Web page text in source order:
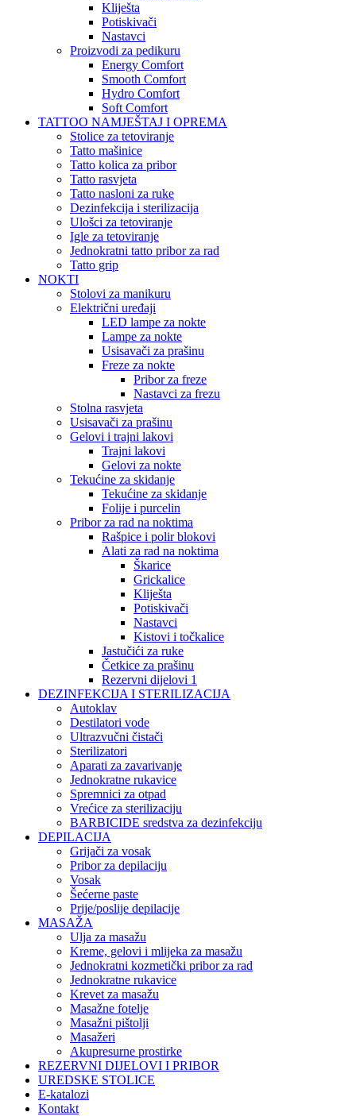
Kliješta
Potiskivači
Nastavci
Proizvodi za pedikuru
Energy Comfort
Smooth Comfort
Hydro Comfort
Soft Comfort
TATTOO NAMJEŠTAJ I OPREMA
Stolice za tetoviranje
Tatto mašinice
Tatto kolica za pribor
Tatto rasvjeta
Tatto nasloni za ruke
Dezinfekcija i sterilizacija
Ulošci za tetoviranje
Igle za tetoviranje
Jednokratni tatto pribor za rad
Tatto grip
NOKTI
Stolovi za manikuru
Električni uređaji
LED lampe za nokte
Lampe za nokte
Usisavači za prašinu
Freze za nokte
Pribor za freze
Nastavci za frezu
Stolna rasvjeta
Usisavači za prašinu
Gelovi i trajni lakovi
Trajni lakovi
Gelovi za nokte
Tekućine za skidanje
Tekućine za skidanje
Folije i purcelin
Pribor za rad na noktima
Rašpice i polir blokovi
Alati za rad na noktima
Škarice
Grickalice
Kliješta
Potiskivači
Nastavci
Kistovi i točkalice
Jastučići za ruke
Četkice za prašinu
Rezervni dijelovi 1
DEZINFEKCIJA I STERILIZACIJA
Autoklav
Destilatori vode
Ultrazvučni čistači
Sterilizatori
Aparati za zavarivanje
Jednokratne rukavice
Spremnici za otpad
Vrećice za sterilizaciju
BARBICIDE sredstva za dezinfekciju
DEPILACIJA
Grijači za vosak
Pribor za depilaciju
Vosak
Šećerne paste
Prije/poslije depilacije
MASAŽA
Ulja za masažu
Kreme, gelovi i mlijeka za masažu
Jednokratni kozmetički pribor za rad
Jednokratne rukavice
Krevet za masažu
Masažne fotelje
Masažni pištolji
Masažeri
Akupresurne prostirke
REZERVNI DIJELOVI I PRIBOR
UREDSKE STOLICE
E-katalozi
Kontakt